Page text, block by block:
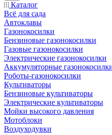
Каталог
Всё для сада
Автоклавы
Газонокосилки
Бензиновые газонокосилки
Газовые газонокосилки
Электрические газонокосилки
Аккумуляторные
Роботы-газонокосилки
Культиваторы
Бензиновые культиваторы
Электрические культиваторы
Мойки высокого давления
Мотоблоки
Воздуходувки